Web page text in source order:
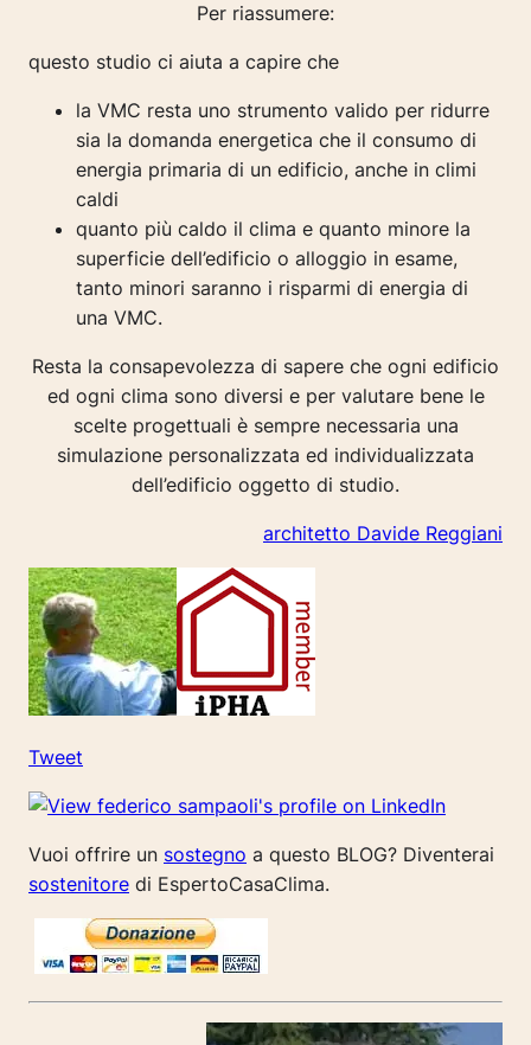
Per riassumere:
questo studio ci aiuta a capire che
la VMC resta uno strumento valido per ridurre
sia la domanda energetica che il consumo di
energia primaria di un edificio, anche in climi
caldi
quanto più caldo il clima e quanto minore la
superficie dell’edificio o alloggio in esame,
tanto minori saranno i risparmi di energia di
una VMC.
Resta la consapevolezza di sapere che ogni edificio
ed ogni clima sono diversi e per valutare bene le
scelte progettuali è sempre necessaria una
simulazione personalizzata ed individualizzata
dell’edificio oggetto di studio.
architetto Davide Reggiani
Tweet
Vuoi offrire un sostegno a questo BLOG? Diventerai
sostenitore di EspertoCasaClima.